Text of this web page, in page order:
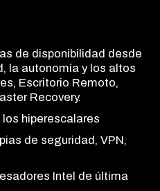
de disponibilidad desde
la autonomía y los altos
Escritorio Remoto,
Recovery.
hiperescalares
de seguridad, VPN,
Intel de última
en cada dispositivo,
tu stack tecnológico
tiempo real y
a los problemas antes
avanzadas
políticas y
que tus clientes
herramientas de
equipo comercial de la
más e incrementar el
blanca